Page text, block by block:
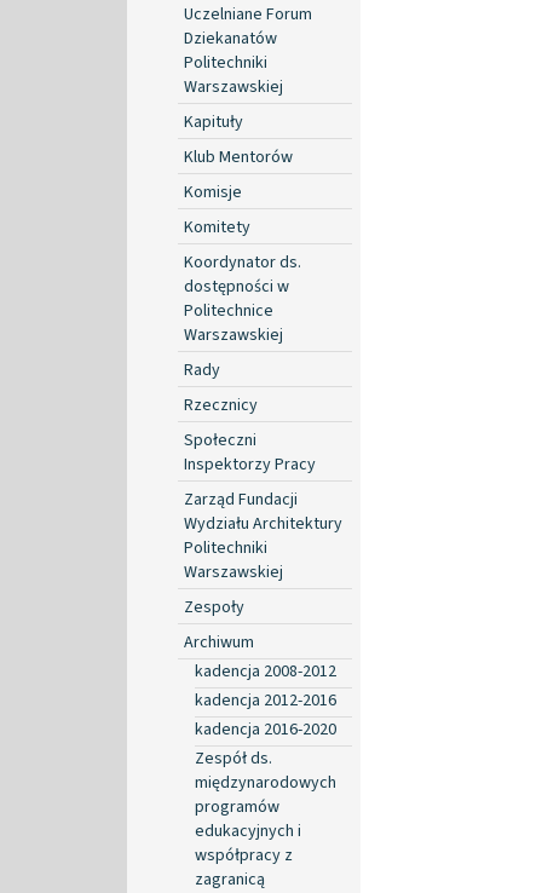
Uczelniane Forum
Dziekanatów
Politechniki
Warszawskiej
Kapituły
Klub Mentorów
Komisje
Komitety
Koordynator ds.
dostępności w
Politechnice
Warszawskiej
Rady
Rzecznicy
Społeczni
Inspektorzy Pracy
Zarząd Fundacji
Wydziału Architektury
Politechniki
Warszawskiej
Zespoły
Archiwum
kadencja 2008-2012
kadencja 2012-2016
kadencja 2016-2020
Zespół ds.
międzynarodowych
programów
edukacyjnych i
współpracy z
zagranicą